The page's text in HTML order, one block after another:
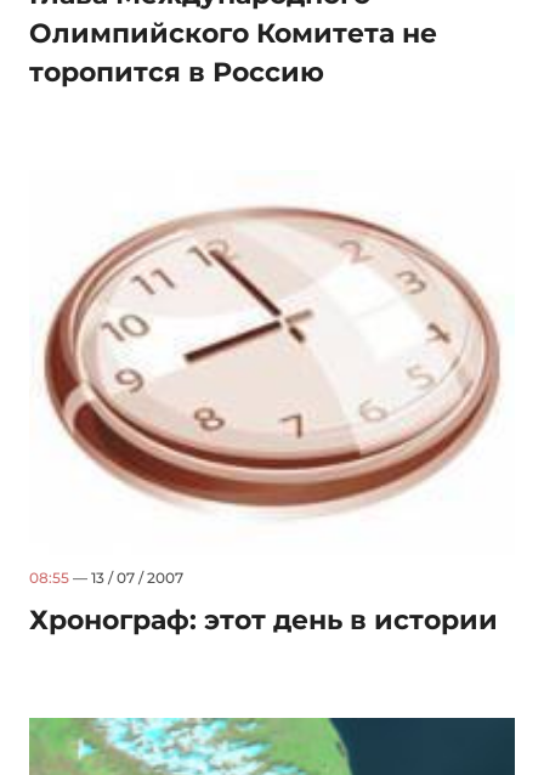
Олимпийского Комитета не
торопится в Россию
08:55 — 13 / 07 / 2007
Хронограф: этот день в истории